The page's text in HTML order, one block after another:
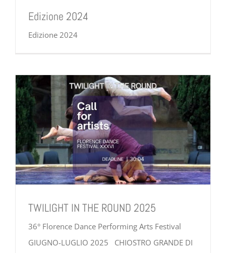
Edizione 2024
Edizione 2024
TWILIGHT IN THE ROUND 2025
36° Florence Dance Performing Arts Festival
GIUGNO-LUGLIO 2025 CHIOSTRO GRANDE DI